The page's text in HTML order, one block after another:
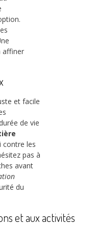
affiner
et facile
de vie
contre les
pas à
avant
du
et aux activités